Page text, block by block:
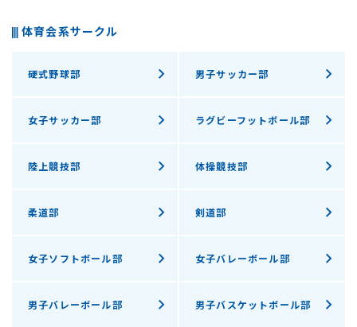
体育会系サークル
硬式野球部 男子サッカー部
女子サッカー部 ラグビーフットボール部
陸上競技部 体操競技部
柔道部 剣道部
女子ソフトボール部 女子バレーボール部
男子バレーボール部 男子バスケットボール部